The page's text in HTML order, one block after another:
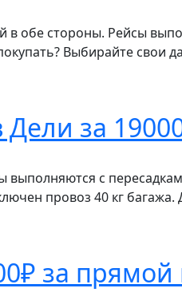
обе стороны. Рейсы
Выбирайте свои
за
с
провоз 40 кг
за прямой